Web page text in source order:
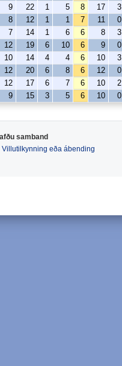
9 22 1 5 8 17 3
8 12 1 1 7 11 0
7 14 1 6 6 8 3
12 19 6 10 6 9 0
10 14 4 4 6 10 3
12 20 6 8 6 12 0
12 17 6 7 6 10 2
9 15 3 5 6 10 0
samband
Villutilkynning eða ábending